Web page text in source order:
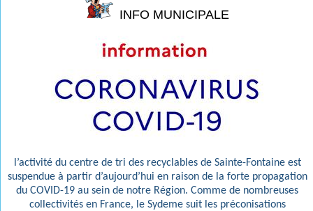
INFO MUNICIPALE
l’activité du centre de tri des recyclables de Sainte-Fontaine est
suspendue à partir d’aujourd’hui en raison de la forte propagation
du COVID-19 au sein de notre Région. Comme de nombreuses
collectivités en France, le Sydeme suit les préconisations